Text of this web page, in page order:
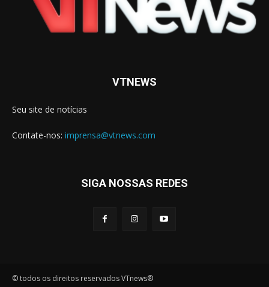
VTNEWS
Seu site de notícias
Contate-nos: imprensa@vtnews.com
SIGA NOSSAS REDES
© todos os direitos reservados VTnews®